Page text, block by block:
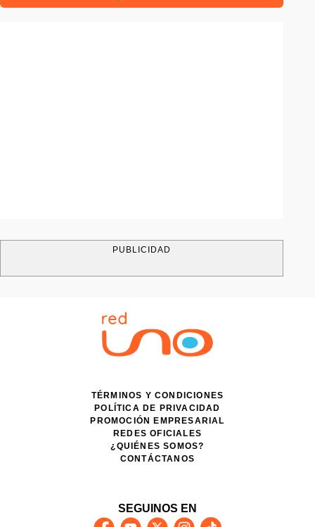
PUBLICIDAD
TÉRMINOS Y CONDICIONES
POLÍTICA DE PRIVACIDAD
PROMOCIÓN EMPRESARIAL
REDES OFICIALES
¿QUIÉNES SOMOS?
CONTÁCTANOS
SEGUINOS EN